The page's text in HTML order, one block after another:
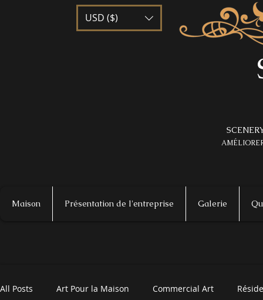
USD ($)
Maison Présentation de l'entreprise Galerie
All Posts Art Pour la Maison Commercial Art